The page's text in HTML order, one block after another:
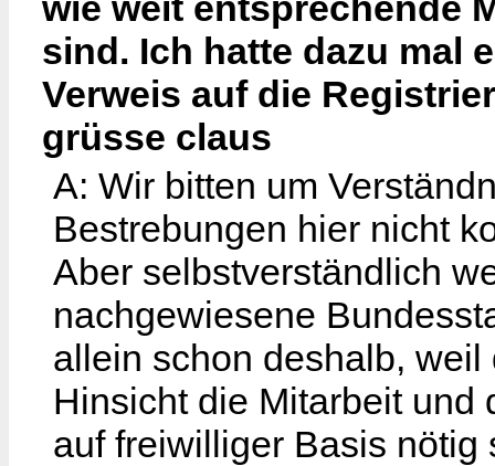
sind. Ich hatte dazu mal
Verweis auf die
grüsse claus
A: Wir bitten um
Bestrebungen hier nicht
Aber selbstverständlich
nachgewiesene
allein schon deshalb,
Hinsicht die Mitarbeit und
auf freiwilliger Basis nötig